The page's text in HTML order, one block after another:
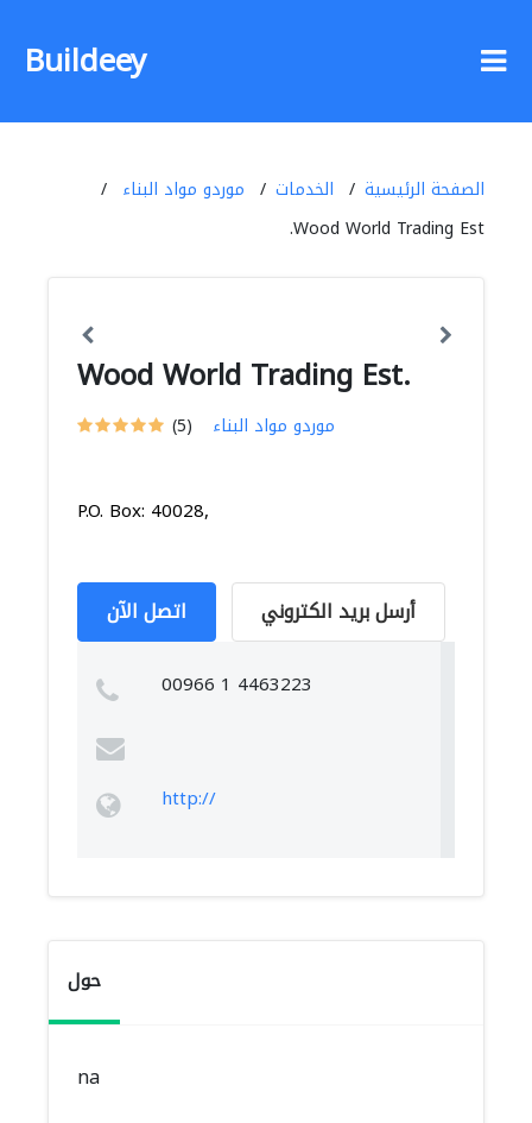
Buildeey
الصفحة الرئيسية الخدمات
موردو مواد البناء
Wood World Trading Est.
Wood World Trading Est.
(5) موردو مواد البناء
P.O. Box: 40028,
اتصل الآن أرسل بريد الكتروني
00966 1 4463223
http://
حول
na